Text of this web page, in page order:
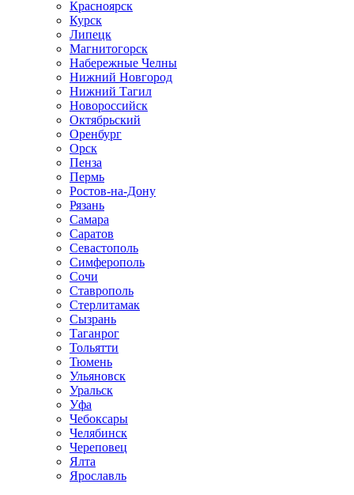
Красноярск
Курск
Липецк
Магнитогорск
Набережные Челны
Нижний Новгород
Нижний Тагил
Новороссийск
Октябрьский
Оренбург
Орск
Пенза
Пермь
Ростов-на-Дону
Рязань
Самара
Саратов
Севастополь
Симферополь
Сочи
Ставрополь
Стерлитамак
Сызрань
Таганрог
Тольятти
Тюмень
Ульяновск
Уральск
Уфа
Чебоксары
Челябинск
Череповец
Ялта
Ярославль